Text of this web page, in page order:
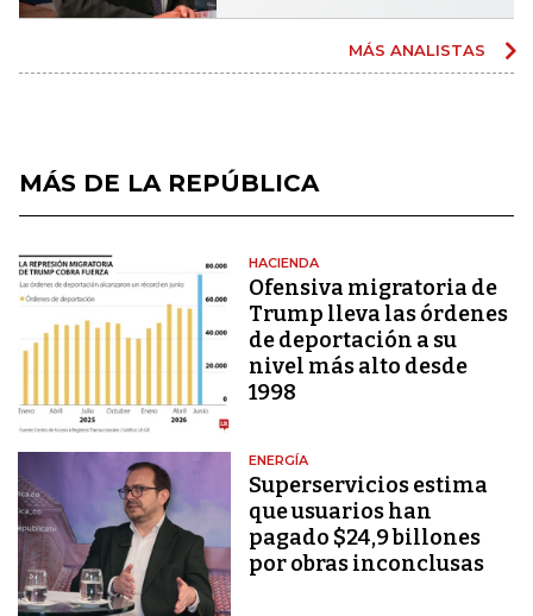
MÁS ANALISTAS
MÁS DE LA REPÚBLICA
HACIENDA
Ofensiva migratoria de
Trump lleva las órdenes
de deportación a su
nivel más alto desde
1998
ENERGÍA
Superservicios estima
que usuarios han
pagado $24,9 billones
por obras inconclusas